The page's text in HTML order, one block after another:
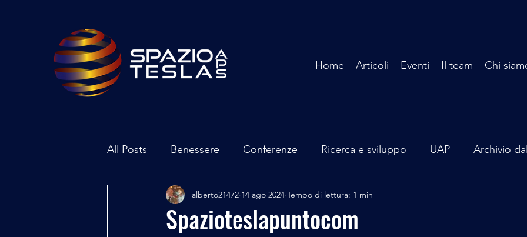
Home Articoli Eventi Il team Chi
All Posts Benessere Conferenze Ricerca e sviluppo UAP Archivio
Ambiente Inchieste - Interviste Mare Mediterraneo
Spazioteslapuntocom
alberto21472 14 ago 2024 Tempo di lettura: 1 min